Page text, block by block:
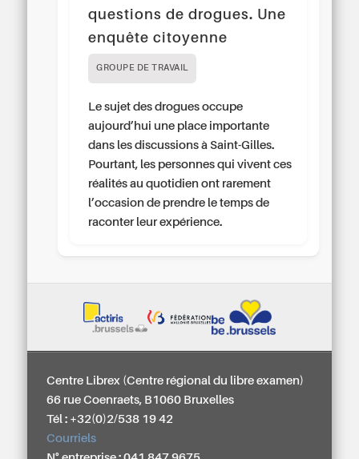
questions de drogues. Une
enquête citoyenne
GROUPE DE TRAVAIL
Le sujet des drogues occupe
aujourd’hui une place importante
dans les discussions à Saint-Gilles.
Pourtant, les personnes qui vivent ces
réalités au quotidien ont rarement
l’occasion de prendre le temps de
raconter leur expérience.
Centre Librex (Centre régional du libre examen)
66 rue Coenraets, B1060 Bruxelles
Tél : +32(0)2/538 19 42
Courriels